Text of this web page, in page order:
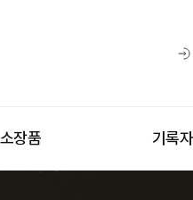
소장품 기록